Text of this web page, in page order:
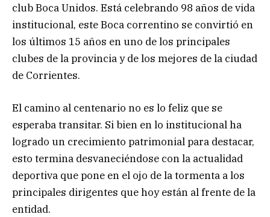
club Boca Unidos. Está celebrando 98 años de vida
institucional, este Boca correntino se convirtió en
los últimos 15 años en uno de los principales
clubes de la provincia y de los mejores de la ciudad
de Corrientes.
El camino al centenario no es lo feliz que se
esperaba transitar. Si bien en lo institucional ha
logrado un crecimiento patrimonial para destacar,
esto termina desvaneciéndose con la actualidad
deportiva que pone en el ojo de la tormenta a los
principales dirigentes que hoy están al frente de la
entidad.